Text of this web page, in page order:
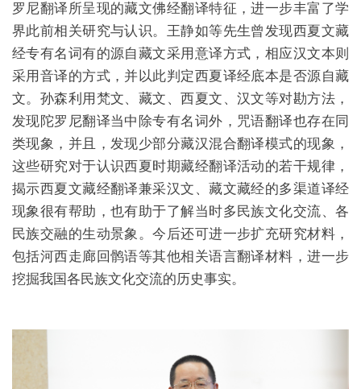
罗尼翻译所呈现的藏文佛经翻译特征，进一步丰富了学
界此前相关研究与认识。王静如等先生曾发现西夏文藏
经专有名词有的源自藏文采用意译方式，相应汉文本则
采用音译的方式，并以此判定西夏译经底本是否源自藏
文。孙森利用梵文、藏文、西夏文、汉文等对勘方法，
发现陀罗尼翻译当中除专有名词外，咒语翻译也存在同
类现象，并且，发现少部分藏汉混合翻译模式的现象，
这些研究对于认识西夏时期藏经翻译活动的若干规律，
揭示西夏文藏经翻译兼采汉文、藏文藏经的多渠道译经
现象很有帮助，也有助于了解当时多民族文化交流、各
民族交融的生动景象。今后还可进一步扩充研究材料，
包括河西走廊回鹘语等其他相关语言翻译材料，进一步
挖掘我国各民族文化交流的历史事实。